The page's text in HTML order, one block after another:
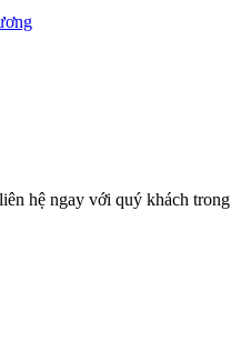
hệ ngay với quý khách trong